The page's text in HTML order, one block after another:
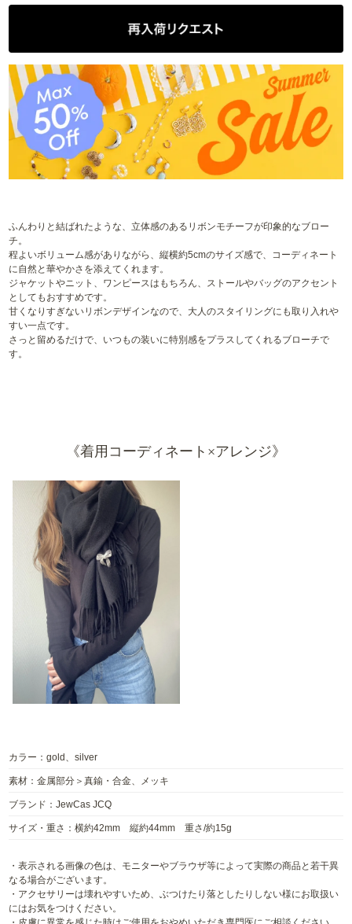
ふんわりと結ばれたような、立体感のあるリボンモチーフが印象的なブロー
チ。
程よいボリューム感がありながら、縦横約5cmのサイズ感で、コーディネート
に自然と華やかさを添えてくれます。
ジャケットやニット、ワンピースはもちろん、ストールやバッグのアクセント
としてもおすすめです。
甘くなりすぎないリボンデザインなので、大人のスタイリングにも取り入れや
すい一点です。
さっと留めるだけで、いつもの装いに特別感をプラスしてくれるブローチで
す。
《着用コーディネート×アレンジ》
カラー：gold、silver
素材：金属部分＞真鍮・合金、メッキ
ブランド：JewCas JCQ
サイズ・重さ：横約42mm 縦約44mm 重さ/約15g
・表示される画像の色は、モニターやブラウザ等によって実際の商品と若干異
なる場合がございます。
・アクセサリーは壊れやすいため、ぶつけたり落としたりしない様にお取扱い
にはお気をつけください。